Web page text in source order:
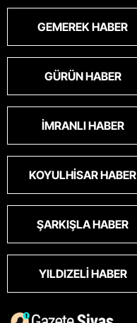
GEMEREK HABER
GÜRÜN HABER
İMRANLI HABER
KOYULHISAR HABER
ŞARKIŞLA HABER
YILDIZELI HABER